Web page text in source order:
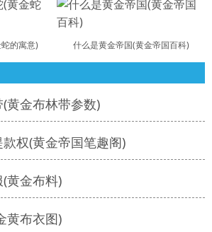
的寓意) 什么是黄金帝国(黄金帝国百科)
黄金布林带参数)
权(黄金帝国笔趣阁)
黄金布料)
黄布衣图)